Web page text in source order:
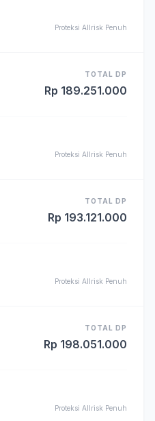
Proteksi Allrisk Penuh
TOTAL DP
Rp 189.251.000
Proteksi Allrisk Penuh
TOTAL DP
Rp 193.121.000
Proteksi Allrisk Penuh
TOTAL DP
Rp 198.051.000
Proteksi Allrisk Penuh